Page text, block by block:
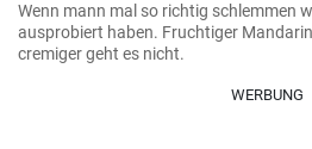
Wenn mann mal so richtig schlemmen
ausprobiert haben. Fruchtiger
cremiger geht es nicht.
WERBUNG